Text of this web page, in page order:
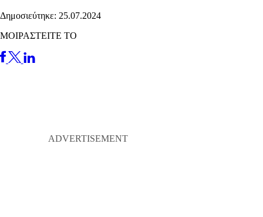
Δημοσιεύτηκε: 25.07.2024
ΜΟΙΡΑΣΤΕΙΤΕ ΤΟ